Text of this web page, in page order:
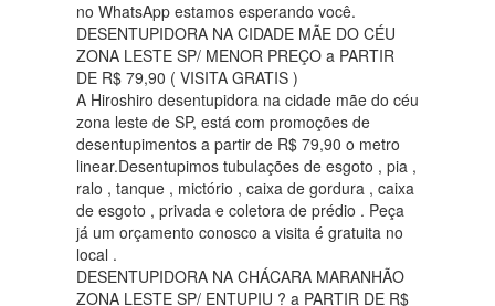
no WhatsApp estamos esperando você.
DESENTUPIDORA NA CIDADE MÃE DO CÉU
ZONA LESTE SP/ MENOR PREÇO a PARTIR
DE R$ 79,90 ( VISITA GRATIS )
A Hiroshiro desentupidora na cidade mãe do céu
zona leste de SP, está com promoções de
desentupimentos a partir de R$ 79,90 o metro
linear.Desentupimos tubulações de esgoto , pia ,
ralo , tanque , mictório , caixa de gordura , caixa
de esgoto , privada e coletora de prédio . Peça
já um orçamento conosco a visita é gratuita no
local .
DESENTUPIDORA NA CHÁCARA MARANHÃO
ZONA LESTE SP/ ENTUPIU ? a PARTIR DE R$